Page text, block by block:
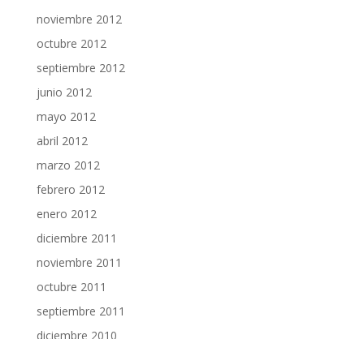
noviembre 2012
octubre 2012
septiembre 2012
junio 2012
mayo 2012
abril 2012
marzo 2012
febrero 2012
enero 2012
diciembre 2011
noviembre 2011
octubre 2011
septiembre 2011
diciembre 2010